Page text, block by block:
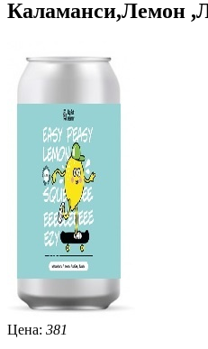
Каламанси,Лемон
Цена: 381